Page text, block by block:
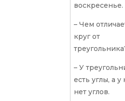
воскресенье.
– Чем
круг от
– У
есть углы, а у
нет углов.